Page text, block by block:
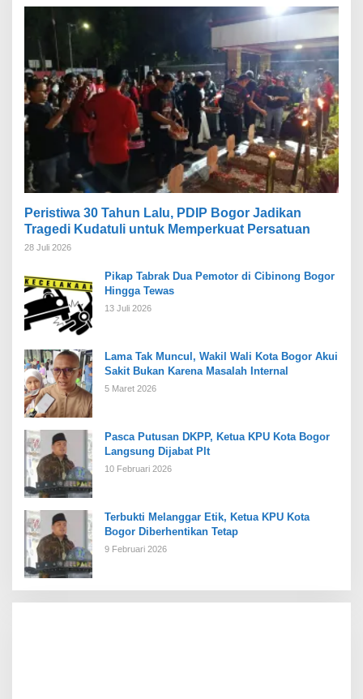
Peristiwa 30 Tahun Lalu, PDIP Bogor Jadikan
Tragedi Kudatuli untuk Memperkuat Persatuan
28 Juli 2026
Pikap Tabrak Dua Pemotor di Cibinong Bogor
Hingga Tewas
13 Juli 2026
Lama Tak Muncul, Wakil Wali Kota Bogor Akui
Sakit Bukan Karena Masalah Internal
5 Maret 2026
Pasca Putusan DKPP, Ketua KPU Kota Bogor
Langsung Dijabat Plt
10 Februari 2026
Terbukti Melanggar Etik, Ketua KPU Kota
Bogor Diberhentikan Tetap
9 Februari 2026